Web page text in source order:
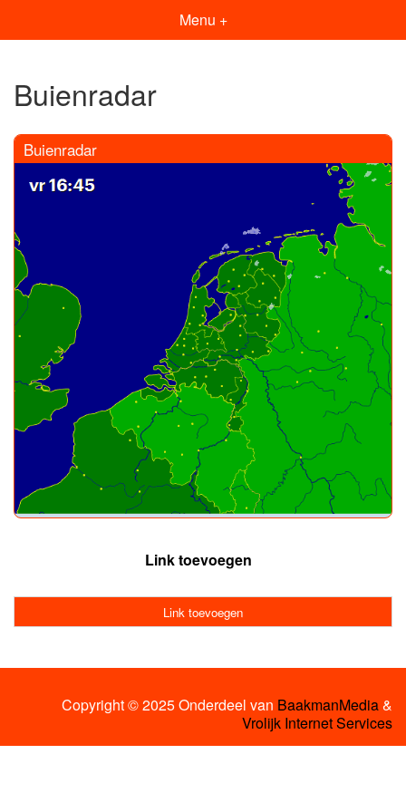
Menu +
Buienradar
Buienradar
Link toevoegen
Link toevoegen
Copyright © 2025 Onderdeel van BaakmanMedia&
Vrolijk Internet Services